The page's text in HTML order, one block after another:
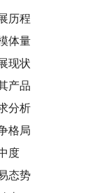
历程
体量
现状
产品
分析
格局
度
态势